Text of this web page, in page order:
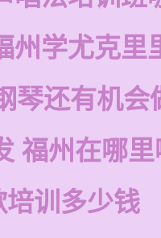
州学尤克里
琴还有机会
福州在哪
训多少钱